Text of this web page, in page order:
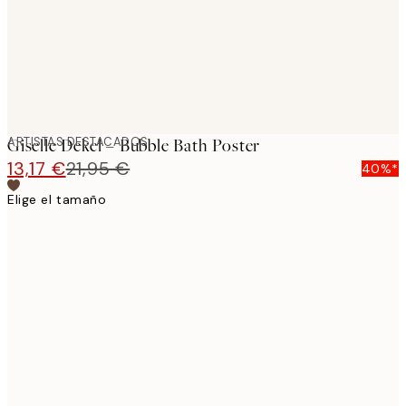
ARTISTAS DESTACADOS
Giselle Dekel – Bubble Bath Poster
13,17 €21,95 €
40%*
Elige el tamaño